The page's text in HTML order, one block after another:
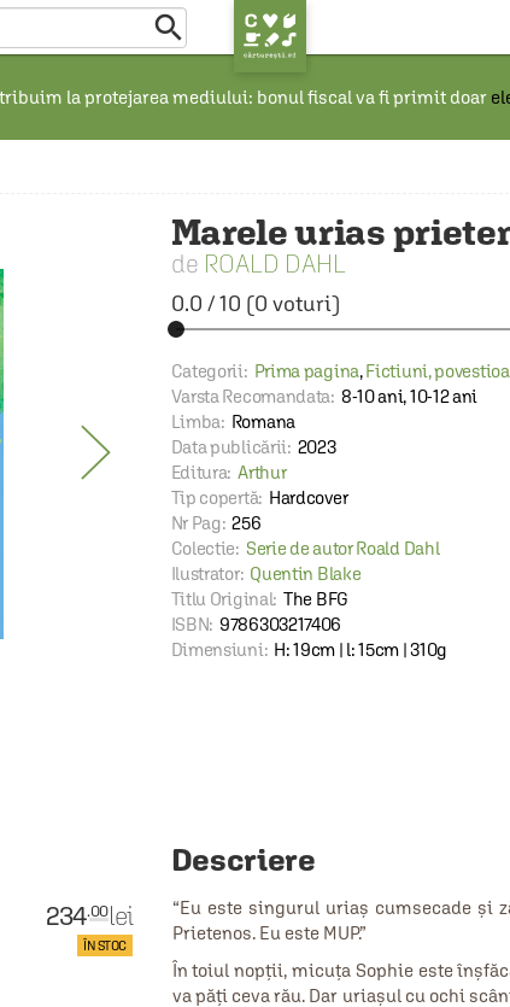

la protejarea mediului: bonul fiscal va fi primit doar
Marele urias
ROALD DAHL
0.0 /10 (0 voturi)
Categorii: Prima pagina,Fictiuni,
Varsta Recomandata: 8-10 ani, 10-12 ani
Limba: Romana
Data publicării: 2023
Editura: Arthur
Tip copertă: Hardcover
Nr Pag: 256
Colectie: Serie de autor Roald Dahl
Ilustrator: Quentin Blake
Titlu Original: The BFG
ISBN: 9786303217406
Dimensiuni: H: 19cm | l: 15cm | 310g
234.00lei
ÎN STOC
Descriere
“Eu este singurul uriaş cumsecade şi
Prietenos. Eu este MUP.”
În toiul nopţii, micuţa Sophie este
va păți ceva rău. Dar uriaşul cu ochi